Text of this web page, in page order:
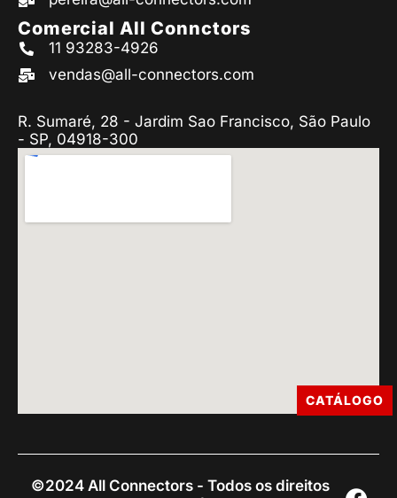
Comercial All Connctors
11 93283-4926
vendas@all-connectors.com
R. Sumaré, 28 - Jardim Sao Francisco, São Paulo
- SP, 04918-300
©2024 All Connectors - Todos os direitos
CATÁLOGO